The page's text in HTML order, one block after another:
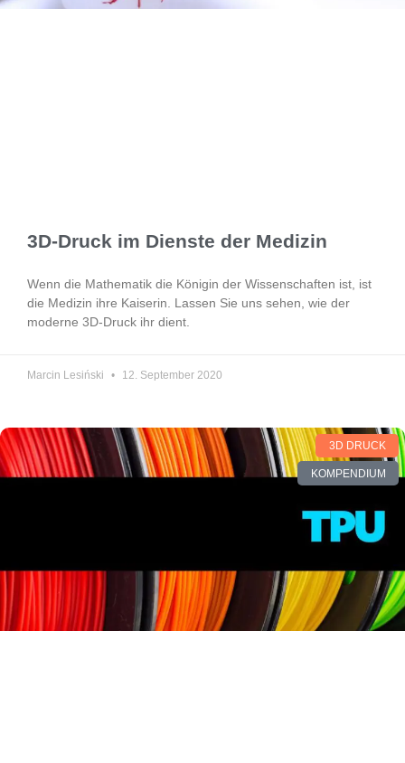
3D-Druck im Dienste der Medizin
Wenn die Mathematik die Königin der Wissenschaften ist, ist
die Medizin ihre Kaiserin. Lassen Sie uns sehen, wie der
moderne 3D-Druck ihr dient.
Marcin Lesiński 12. September 2020
3D DRUCK
KOMPENDIUM